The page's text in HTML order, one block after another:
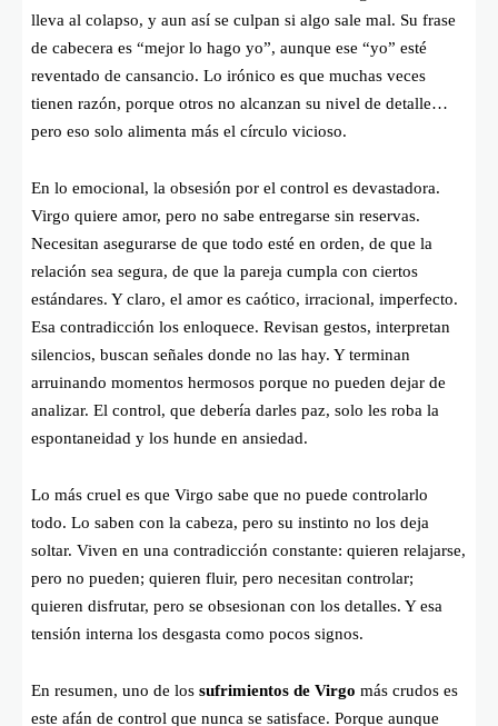
lleva al colapso, y aun así se culpan si algo sale mal. Su frase
de cabecera es “mejor lo hago yo”, aunque ese “yo” esté
reventado de cansancio. Lo irónico es que muchas veces
tienen razón, porque otros no alcanzan su nivel de detalle…
pero eso solo alimenta más el círculo vicioso.
En lo emocional, la obsesión por el control es devastadora.
Virgo quiere amor, pero no sabe entregarse sin reservas.
Necesitan asegurarse de que todo esté en orden, de que la
relación sea segura, de que la pareja cumpla con ciertos
estándares. Y claro, el amor es caótico, irracional, imperfecto.
Esa contradicción los enloquece. Revisan gestos, interpretan
silencios, buscan señales donde no las hay. Y terminan
arruinando momentos hermosos porque no pueden dejar de
analizar. El control, que debería darles paz, solo les roba la
espontaneidad y los hunde en ansiedad.
Lo más cruel es que Virgo sabe que no puede controlarlo
todo. Lo saben con la cabeza, pero su instinto no los deja
soltar. Viven en una contradicción constante: quieren relajarse,
pero no pueden; quieren fluir, pero necesitan controlar;
quieren disfrutar, pero se obsesionan con los detalles. Y esa
tensión interna los desgasta como pocos signos.
En resumen, uno de los sufrimientos de Virgo más crudos es
este afán de control que nunca se satisface. Porque aunque